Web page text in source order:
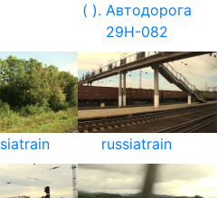
( ). Автодорога
29Н-082
russiatrain